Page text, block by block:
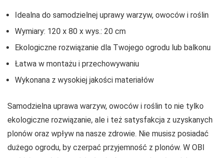
Idealna do samodzielnej uprawy warzyw, owoców i roślin
Wymiary: 120 x 80 x wys.: 20 cm
Ekologiczne rozwiązanie dla Twojego ogrodu lub balkonu
Łatwa w montażu i przechowywaniu
Wykonana z wysokiej jakości materiałów
Samodzielna uprawa warzyw, owoców i roślin to nie tylko
ekologiczne rozwiązanie, ale i też satysfakcja z uzyskanych
plonów oraz wpływ na nasze zdrowie. Nie musisz posiadać
dużego ogrodu, by czerpać przyjemność z plonów. W OBI